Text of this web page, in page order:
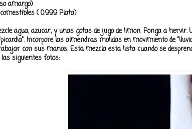
amargo)
( 0.999 Plata)
agua, azucar, y unas gotas de jugo de limon. Ponga a
Incorpore las almendras molidas en movimiento de
con sus manos. Esta mezcla esta lista cuando se
siguientes fotos: